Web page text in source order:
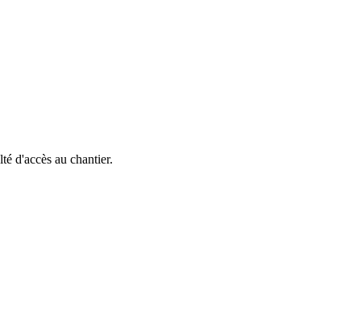
d'accès au chantier.